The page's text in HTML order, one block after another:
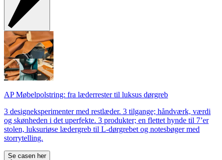
AP Møbelpolstring: fra læderrester til luksus dørgreb
3 designeksperimenter med restlæder. 3 tilgange; håndværk, værdi
og skønheden i det uperfekte. 3 produkter; en flettet hynde til 7’er
stolen, luksuriøse lædergreb til L-dørgrebet og notesbøger med
storrytelling.
Se casen her